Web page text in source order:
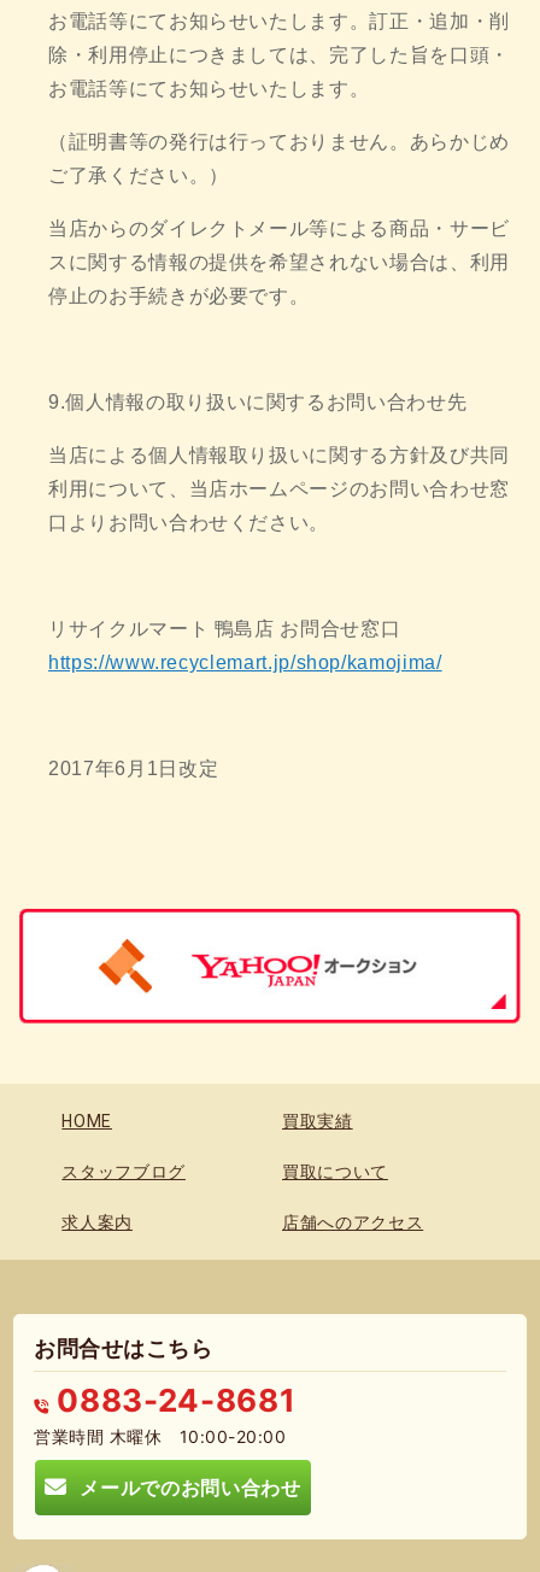
お電話等にてお知らせいたします。訂正・追加・削
除・利用停止につきましては、完了した旨を口頭・
お電話等にてお知らせいたします。
（証明書等の発行は行っておりません。あらかじめ
ご了承ください。）
当店からのダイレクトメール等による商品・サービ
スに関する情報の提供を希望されない場合は、利用
停止のお手続きが必要です。
9.個人情報の取り扱いに関するお問い合わせ先
当店による個人情報取り扱いに関する方針及び共同
利用について、当店ホームページのお問い合わせ窓
口よりお問い合わせください。
リサイクルマート 鴨島店 お問合せ窓口
https://www.recyclemart.jp/shop/kamojima/
2017年6月1日改定
HOME 買取実績
スタッフブログ 買取について
求人案内 店舗へのアクセス
お問合せはこちら
0883-24-8681
営業時間 木曜休 10:00-20:00
メールでのお問い合わせ